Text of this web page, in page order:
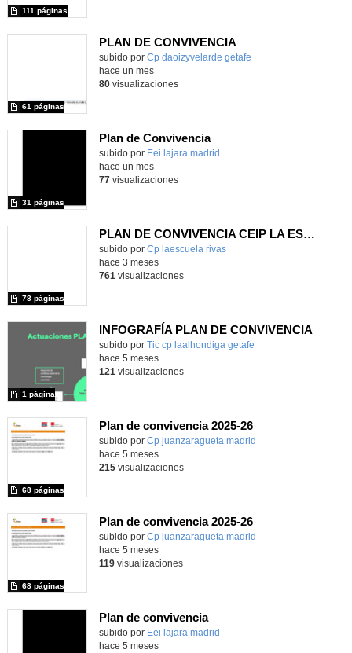
111 páginas
PLAN DE CONVIVENCIA
Contenido educativo.
subido por Cp daoizyvelarde getafe
61 páginas
hace un mes
80visualizaciones
Plan de Convivencia
subido por Eei lajara madrid
31 páginas
hace un mes
77visualizaciones
PLAN DE CONVIVENCIA CEIP LA ESCUELA
subido por Cp laescuela rivas
78 páginas
-
hace 3 meses
761 visualizaciones
INFOGRAFÍA PLAN DE CONVIVENCIA
Contenido educativo.
subido por Tic cp laalhondiga getafe
1 página
hace 5 meses
121 visualizaciones
Plan de convivencia 2025-26
subido por Cp juanzaragueta madrid
68 páginas
hace 5 meses
215visualizaciones
Plan de convivencia 2025-26
subido por Cp juanzaragueta madrid
68 páginas
hace 5 meses
119visualizaciones
Plan de convivencia
subido por Eei lajara madrid
hace 5 meses